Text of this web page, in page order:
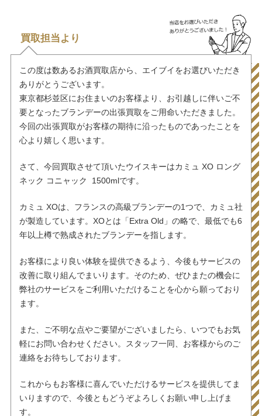
買取担当より
この度は数あるお酒買取店から、エイブイをお選びいただき
ありがとうございます。
東京都杉並区にお住まいのお客様より、お引越しに伴いご不
要となったブランデーの出張買取をご用命いただきました。
今回の出張買取がお客様の期待に沿ったものであったことを
心より嬉しく思います。
さて、今回買取させて頂いたウイスキーはカミュ XO ロング
ネック コニャック 1500mlです。
カミュ XOは、フランスの高級ブランデーの1つで、カミュ社
が製造しています。XOとは「Extra Old」の略で、最低でも6
年以上樽で熟成されたブランデーを指します。
お客様により良い体験を提供できるよう、今後もサービスの
改善に取り組んでまいります。そのため、ぜひまたの機会に
弊社のサービスをご利用いただけることを心から願っており
ます。
また、ご不明な点やご要望がございましたら、いつでもお気
軽にお問い合わせください。スタッフ一同、お客様からのご
連絡をお待ちしております。
これからもお客様に喜んでいただけるサービスを提供してま
いりますので、今後ともどうぞよろしくお願い申し上げま
す。